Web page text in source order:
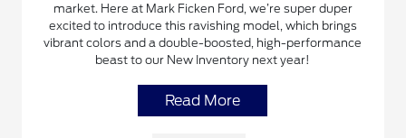
market. Here at Mark Ficken Ford, we’re super duper
excited to introduce this ravishing model, which brings
vibrant colors and a double-boosted, high-performance
beast to our New Inventory next year!
Read More